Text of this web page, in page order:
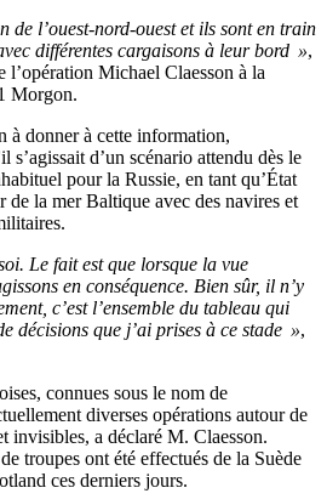
de l’ouest-nord-ouest et ils sont en train
différentes cargaisons à leur bord »,
l’opération Michael Claesson à la
Morgon.
à donner à cette information,
s’agissait d’un scénario attendu dès le
pour la Russie, en tant qu’État
de la mer Baltique avec des navires et
Le fait est que lorsque la vue
en conséquence. Bien sûr, il n’y
c’est l’ensemble du tableau qui
décisions que j’ai prises à ce stade »,
connues sous le nom de
diverses opérations autour de
invisibles, a déclaré M. Claesson.
troupes ont été effectués de la Suède
ces derniers jours.